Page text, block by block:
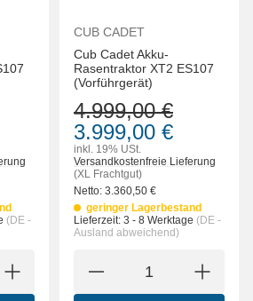
(DE -
CUB CADET
Cub Cadet Akku-
Rasentraktor XT2 ES107
(Vorführgerät)
3.999,00 €
4.999,00 €
inkl. 19% USt.
Versandkostenfreie Lieferung
(XL Frachtgut)
Netto: 3.360,50 €
geringer Lagerbestand
Lieferzeit: 3 - 8 Werktage (DE -
Ausland abweichend)